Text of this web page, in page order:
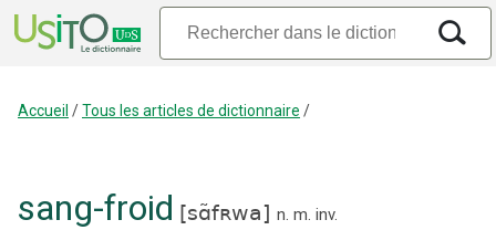
Accueil /Tous les articles de dictionnaire /
sang-froid [sɑ̃fʀwa] n. m. inv.